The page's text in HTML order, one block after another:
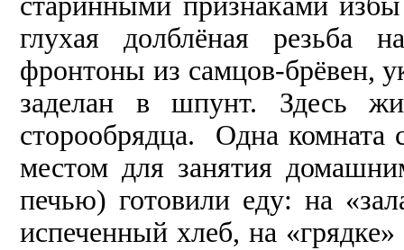
глухая долблёная резьба
фронтоны из самцов-брёвен,
заделан в шпунт. Здесь
сторообрядца. Одна
местом для занятия
печью) готовили еду: на
испеченный хлеб, на